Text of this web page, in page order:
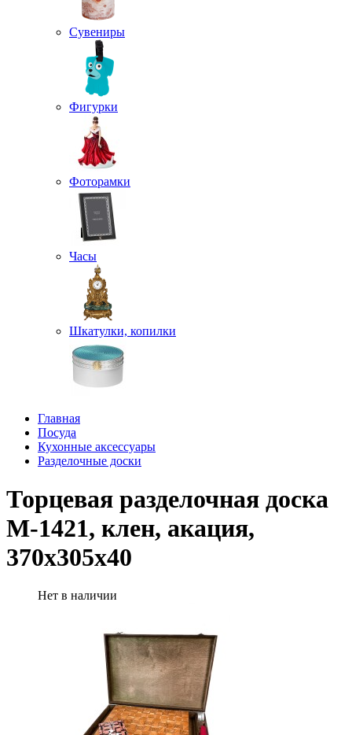
Сувениры
Фигурки
Фоторамки
Часы
Шкатулки, копилки
Главная
Посуда
Кухонные аксессуары
Разделочные доски
Торцевая разделочная доска
М-1421, клен, акация,
370х305х40
Нет в наличии